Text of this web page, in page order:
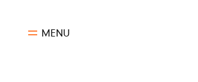
MENU